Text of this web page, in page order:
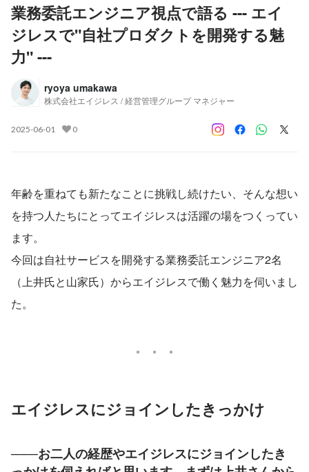
業務委託エンジニア視点で語る --- エイ
ジレスで"自社プロダクトを開発する魅
力" ---
ryoya umakawa
株式会社エイジレス / 経営管理グループ マネジャー
2025-06-01 0
年齢を重ねても新たなことに挑戦し続けたい、そんな想い
を持つ人たちにとってエイジレスは活躍の場をつくってい
ます。
今回は自社サービスを開発する業務委託エンジニア2名
（上井氏と山家氏）からエイジレスで働く魅力を伺いまし
た。
エイジレスにジョインしたきっかけ
───お二人の経歴やエイジレスにジョインしたき